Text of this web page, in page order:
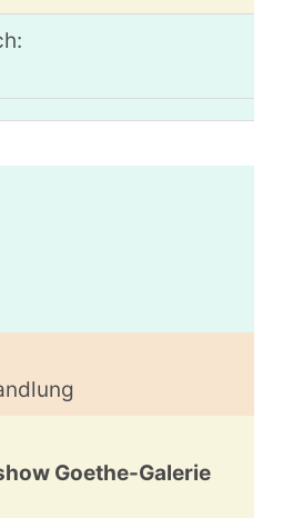
Goethe-Galerie